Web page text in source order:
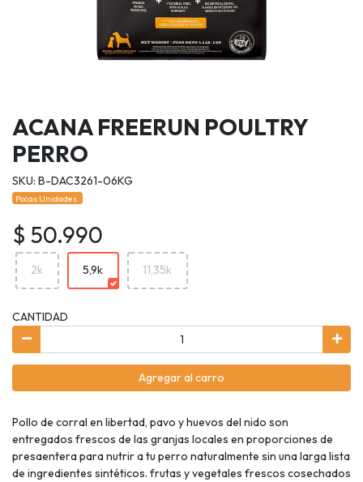
ACANA FREERUN POULTRY
PERRO
SKU: B-DAC3261-06KG
Pocas Unidades.
$ 50.990
2k 5,9k 11,35k
CANTIDAD
Agregar al carro
Pollo de corral en libertad, pavo y huevos del nido son
entregados frescos de las granjas locales en proporciones de
presaentera para nutrir a tu perro naturalmente sin una larga lista
de ingredientes sintéticos. frutas y vegetales frescos cosechados